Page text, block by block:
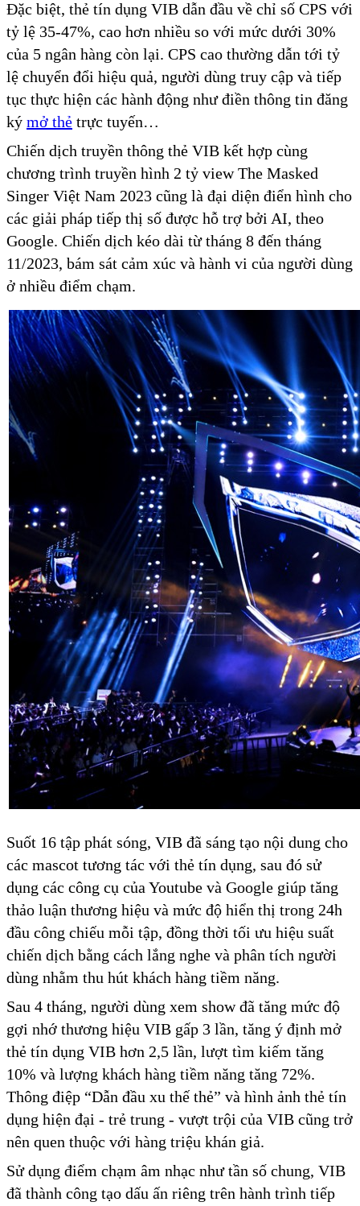
Đặc biệt, thẻ tín dụng VIB dẫn đầu về chỉ số CPS với
tỷ lệ 35-47%, cao hơn nhiều so với mức dưới 30%
của 5 ngân hàng còn lại. CPS cao thường dẫn tới tỷ
lệ chuyển đổi hiệu quả, người dùng truy cập và tiếp
tục thực hiện các hành động như điền thông tin đăng
ký mở thẻ trực tuyến…
Chiến dịch truyền thông thẻ VIB kết hợp cùng
chương trình truyền hình 2 tỷ view The Masked
Singer Việt Nam 2023 cũng là đại diện điển hình cho
các giải pháp tiếp thị số được hỗ trợ bởi AI, theo
Google. Chiến dịch kéo dài từ tháng 8 đến tháng
11/2023, bám sát cảm xúc và hành vi của người dùng
ở nhiều điểm chạm.
Suốt 16 tập phát sóng, VIB đã sáng tạo nội dung cho
các mascot tương tác với thẻ tín dụng, sau đó sử
dụng các công cụ của Youtube và Google giúp tăng
thảo luận thương hiệu và mức độ hiển thị trong 24h
đầu công chiếu mỗi tập, đồng thời tối ưu hiệu suất
chiến dịch bằng cách lắng nghe và phân tích người
dùng nhằm thu hút khách hàng tiềm năng.
Sau 4 tháng, người dùng xem show đã tăng mức độ
gợi nhớ thương hiệu VIB gấp 3 lần, tăng ý định mở
thẻ tín dụng VIB hơn 2,5 lần, lượt tìm kiếm tăng
10% và lượng khách hàng tiềm năng tăng 72%.
Thông điệp “Dẫn đầu xu thế thẻ” và hình ảnh thẻ tín
dụng hiện đại - trẻ trung - vượt trội của VIB cũng trở
nên quen thuộc với hàng triệu khán giả.
Sử dụng điểm chạm âm nhạc như tần số chung, VIB
đã thành công tạo dấu ấn riêng trên hành trình tiếp